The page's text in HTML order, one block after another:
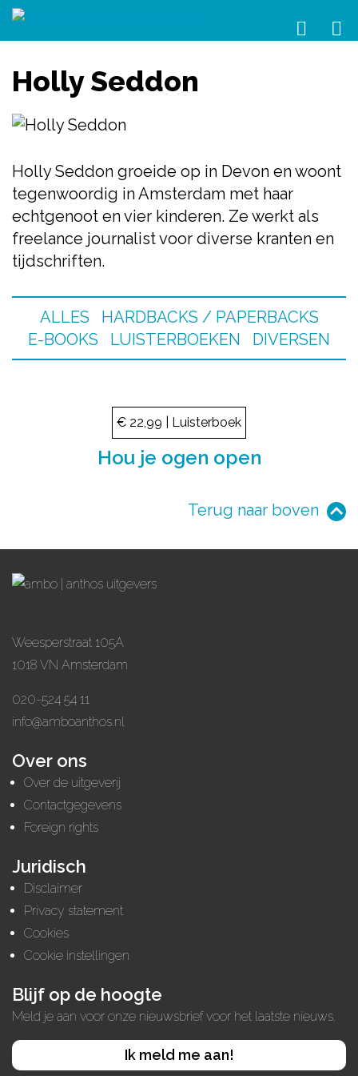
Holly Seddon
Holly Seddon groeide op in Devon en woont
tegenwoordig in Amsterdam met haar
echtgenoot en vier kinderen. Ze werkt als
freelance journalist voor diverse kranten en
tijdschriften.
ALLES
HARDBACKS / PAPERBACKS
E-BOOKS
LUISTERBOEKEN DIVERSEN
€ 22,99 | Luisterboek
Hou je ogen open
Terug naar boven
Weesperstraat 105A
1018 VN Amsterdam
020-524 54 11
info@amboanthos.nl
Over ons
Over de uitgeverij
Contactgegevens
Foreign rights
Juridisch
Disclaimer
Privacy statement
Cookies
Cookie instellingen
Blijf op de hoogte
Meld je aan voor onze nieuwsbrief voor het laatste nieuws.
Ik meld me aan!